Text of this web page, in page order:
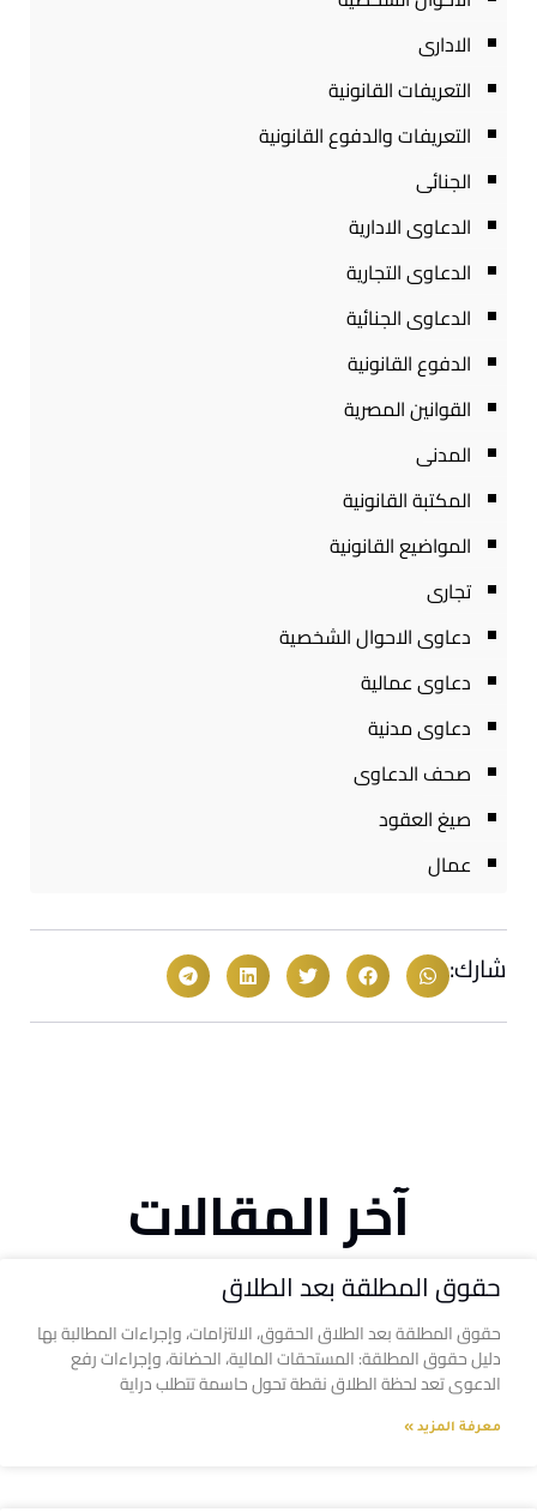
الادارى
التعريفات القانونية
التعريفات والدفوع القانونية
الجنائى
الدعاوى الادارية
الدعاوى التجارية
الدعاوى الجنائية
الدفوع القانونية
القوانين المصرية
المدنى
المكتبة القانونية
المواضيع القانونية
تجارى
دعاوى الاحوال الشخصية
دعاوى عمالية
دعاوى مدنية
صحف الدعاوى
صيغ العقود
عمال
شارك:
آخر المقالات
حقوق المطلقة بعد الطلاق
حقوق المطلقة بعد الطلاق الحقوق، الالتزامات، وإجراءات المطالبة بها
دليل حقوق المطلقة: المستحقات المالية، الحضانة، وإجراءات رفع
الدعوى تعد لحظة الطلاق نقطة تحول حاسمة تتطلب دراية
معرفة المزيد »